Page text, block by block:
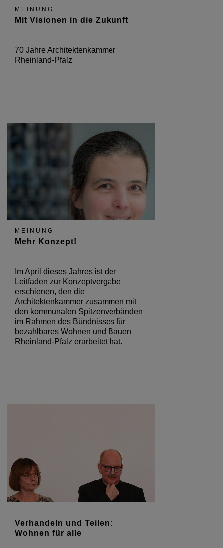
MEINUNG
Mit Visionen in die Zukunft
70 Jahre Architektenkammer
Rheinland-Pfalz
MEINUNG
Mehr Konzept!
Im April dieses Jahres ist der
Leitfaden zur Konzeptvergabe
erschienen, den die
Architektenkammer zusammen mit
den kommunalen Spitzenverbänden
im Rahmen des Bündnisses für
bezahlbares Wohnen und Bauen
Rheinland-Pfalz erarbeitet hat.
Verhandeln und Teilen:
Wohnen für alle